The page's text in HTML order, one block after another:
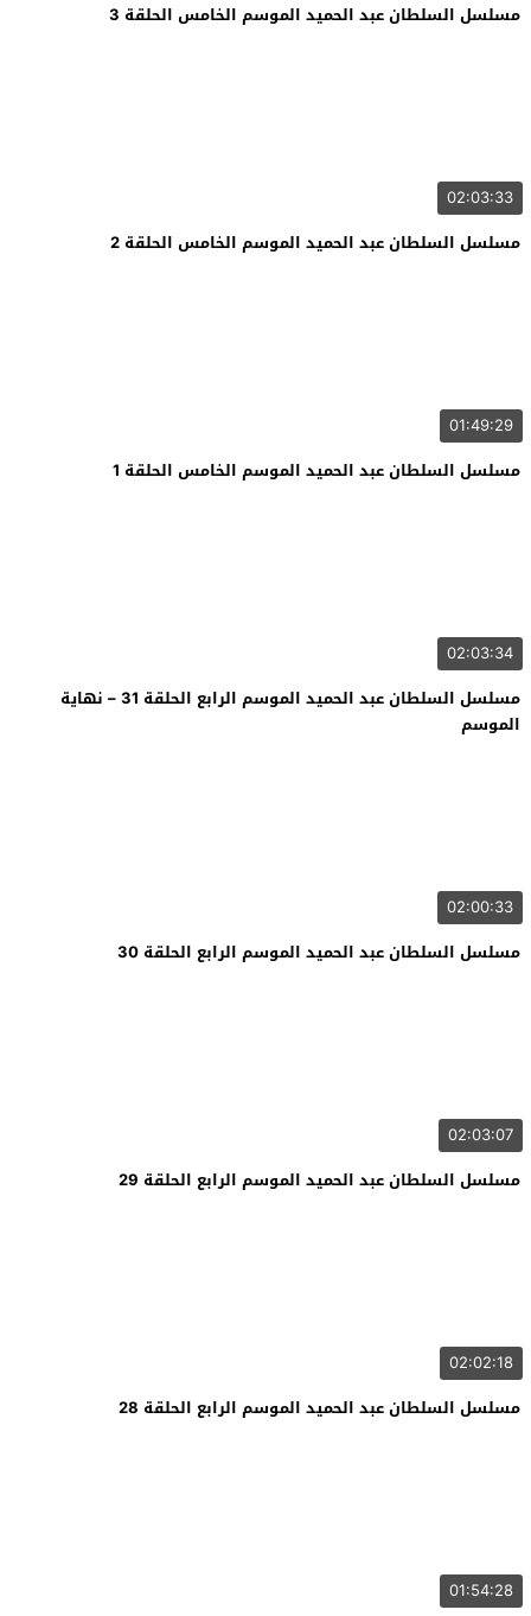
مسلسل السلطان عبد الحميد الموسم الخامس الحلقة 3
02:03:33
مسلسل السلطان عبد الحميد الموسم الخامس الحلقة 2
01:49:29
مسلسل السلطان عبد الحميد الموسم الخامس الحلقة 1
02:03:34
مسلسل السلطان عبد الحميد الموسم الرابع الحلقة 31 – نهاية
الموسم
02:00:33
مسلسل السلطان عبد الحميد الموسم الرابع الحلقة 30
02:03:07
مسلسل السلطان عبد الحميد الموسم الرابع الحلقة 29
02:02:18
مسلسل السلطان عبد الحميد الموسم الرابع الحلقة 28
01:54:28